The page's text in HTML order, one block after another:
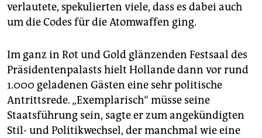
verlautete, spekulierten viele, dass es dabei auch
um die Codes für die Atomwaffen ging.
Im ganz in Rot und Gold glänzenden Festsaal des
Präsidentenpalasts hielt Hollande dann vor rund
1.000 geladenen Gästen eine sehr politische
Antrittsrede. „Exemplarisch“ müsse seine
Staatsführung sein, sagte er zum angekündigten
Stil- und Politikwechsel, der manchmal wie eine